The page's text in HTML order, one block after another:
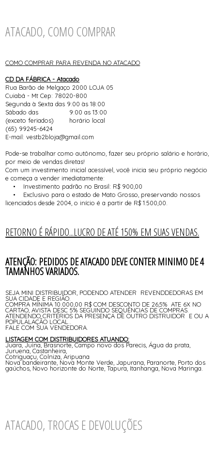
ATACADO, COMO COMPRAR
COMO COMPRAR PARA REVENDA NO ATACADO
CD DA FÁBRICA - Atacado
Rua Barão de Melgaço 2000 LOJA 05
Cuiabá - Mt Cep: 78020-800
Segunda à Sexta das 9:00 às 18:00
Sábado das 9:00 as 13:00
(exceto feriados) horário local
(65) 99245-6424
E-mail: vestb2bloja@gmail.com
Pode-se trabalhar como autônomo, fazer seu próprio salário e horário,
por meio de vendas diretas!
Com um investimento inicial acessível, você inicia seu próprio negócio
e começa a vender imediatamente:
• Investimento padrão no Brasil: R$ 900,00
• Exclusivo para o estado de Mato Grosso, preservando nossos
licenciados desde 2004, o início é a partir de R$ 1.500,00.
RETORNO É RÁPIDO...LUCRO DE ATÉ 150% EM SUAS VENDAS.
ATENÇÃO: PEDIDOS DE ATACADO DEVE CONTER MINIMO DE 4
TAMANHOS VARIADOS.
SEJA MINI DISTRIBUIDOR, PODENDO ATENDER REVENDDEDORAS EM
SUA CIDADE E REGIÃO.
COMPRA MÍNIMA 10.000,00 R$ COM DESCONTO DE 26,5% ATE 6X NO
CARTAO, AVISTA DESC 5% SEGUINDO SEQUÊNCIAS DE COMPRAS.
ATENDENDO CRITÉRIOS DA PRESENÇA DE OUTRO DISTRUIDOR E OU A
POPULALAÇÃO LOCAL..
FALE COM SUA VENDEDORA.
LISTAGEM COM DISTRIBUIDORES ATUANDO:
Juara, Juina, Brasnorte, Campo novo dos Parecis, Água da prata,
Juruena, Castanheira,
Cotriguaçu, Colniza, Aripuana
Nova bandeirante, Nova Monte Verde, Japurana, Paranorte, Porto dos
gaúchos, Novo horizonte do Norte, Tapura, Itanhanga, Nova Maringa.
ATACADO, TROCAS E DEVOLUÇÕES